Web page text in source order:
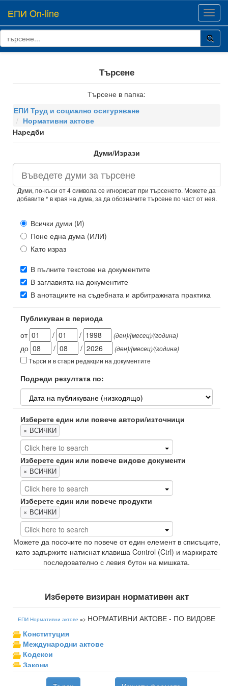
ЕПИ On-line
Търсене
Търсене в папка:
ЕПИ Труд и социално осигуряване
Нормативни актове
Наредби
Думи/Изрази
Думи, по-къси от 4 символа се игнорират при търсенето. Можете да
добавите * в края на дума, за да обозначите търсене по част от нея.
Всички думи (И)
Поне една дума (ИЛИ)
Като израз
В пълните текстове на документите
В заглавията на документите
В анотациите на съдебната и арбитражната практика
Публикуван в периода
от
/ / (ден)/(месец)/(година)
до / / (ден)/(месец)/(година)
Търси и в стари редакции на документите
Подреди резултата по:
Изберете един или повече автори/източници
× ВСИЧКИ
Изберете един или повече видове документи
× ВСИЧКИ
Изберете един или повече продукти
× ВСИЧКИ
Можете да посочите по повече от един елемент в списъците,
като задържите натиснат клавиша Control (Ctrl) и маркирате
последователно с левия бутон на мишката.